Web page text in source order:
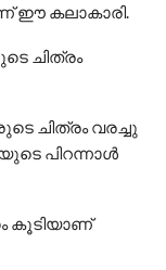
ഈ കലാകാരി.
ചിത്രം
ചിത്രം വരച്ചു
പിറന്നാൾ
കൂടിയാണ്